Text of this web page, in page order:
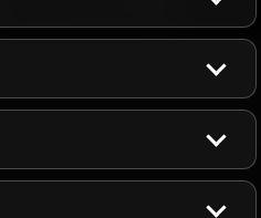
Outdoor Moving-Heads:
Outdoor Moving-Heads sind
Einsatz im Freien. Sie werden
Air-Konzerten,